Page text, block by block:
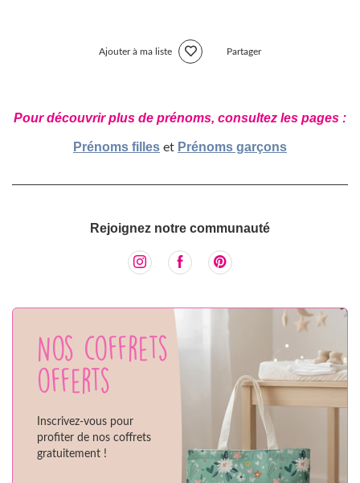
Ajouter à ma liste Partager
Pour découvrir plus de prénoms, consultez les pages :
Prénoms filles et Prénoms garçons
Rejoignez notre communauté
Nos coffrets
offerts
Inscrivez-vous pour
profiter de nos coffrets
gratuitement !